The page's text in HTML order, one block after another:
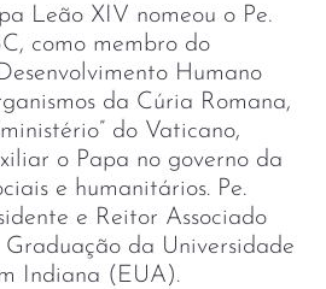
Leão XIV nomeou o Pe.
como membro do
Humano
da Cúria Romana,
do Vaticano,
o Papa no governo da
e humanitários. Pe.
e Reitor Associado
da Universidade
Indiana (EUA).